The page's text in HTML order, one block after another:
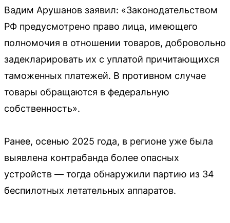
Вадим Арушанов заявил: «Законодательством
РФ предусмотрено право лица, имеющего
полномочия в отношении товаров, добровольно
задекларировать их с уплатой причитающихся
таможенных платежей. В противном случае
товары обращаются в федеральную
собственность».
Ранее, осенью 2025 года, в регионе уже была
выявлена контрабанда более опасных
устройств — тогда обнаружили партию из 34
беспилотных летательных аппаратов.